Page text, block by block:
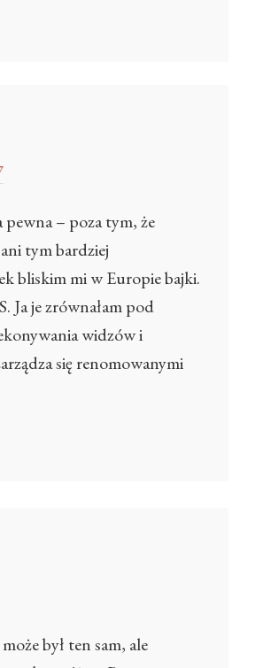
pewna – poza tym, że
tym bardziej
bliskim mi w Europie bajki.
Ja je zrównałam pod
widzów i
się renomowanymi
był ten sam, ale